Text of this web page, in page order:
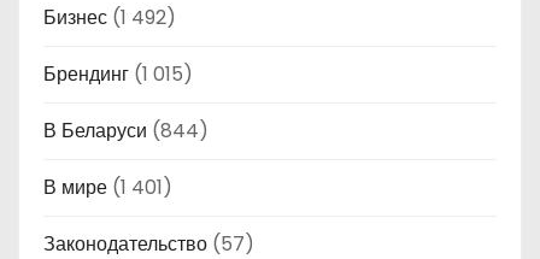
Бизнес (1 492)
Брендинг (1 015)
В Беларуси (844)
В мире (1 401)
Законодательство (57)